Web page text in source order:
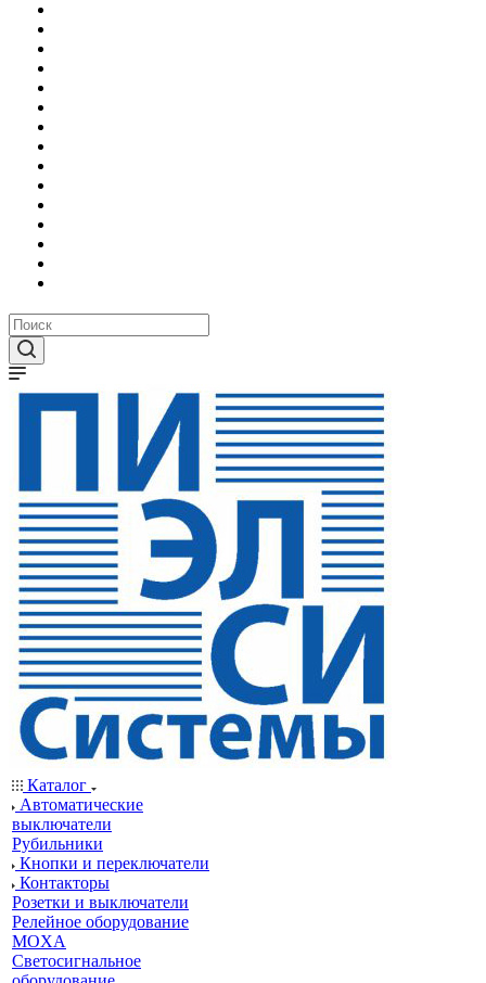
Каталог
Автоматические
выключатели
Рубильники
Кнопки и переключатели
Контакторы
Розетки и выключатели
Релейное оборудование
MOXA
Светосигнальное